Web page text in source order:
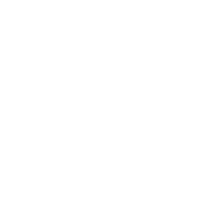
mi állhat a háttérben
indul a másnap reggel, de más